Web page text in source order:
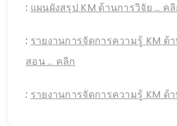
: แผนผังสรุป KM ด้านการวิจัย … ค
: รายงานการจัดการความรู้ KM ด้
สอน … คลิก
: รายงานการจัดการความรู้ KM ด้